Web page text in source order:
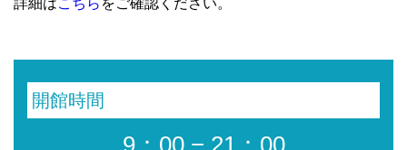
開館時間
9：00 − 21：00